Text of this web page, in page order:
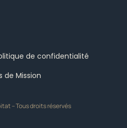
de confidentialité
de Mission
– Tous droits réservés